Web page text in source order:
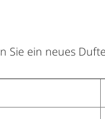
ein neues